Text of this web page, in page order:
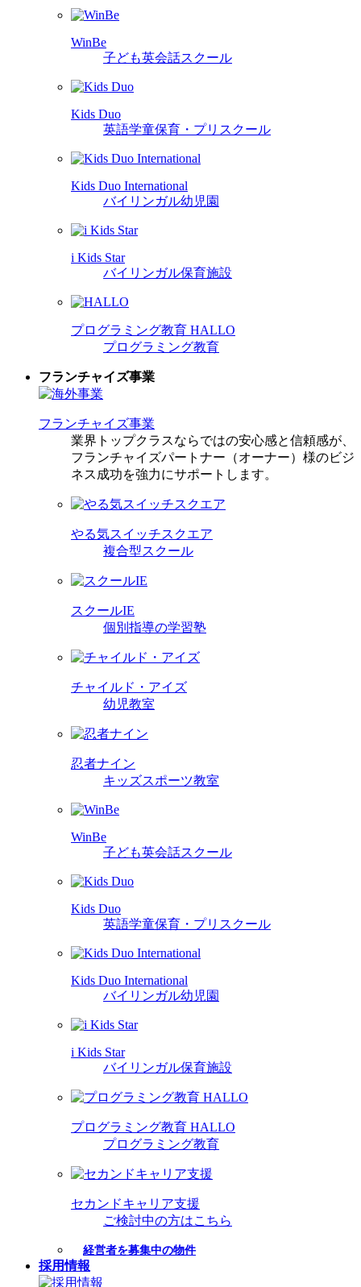
WinBe
子ども英会話スクール
Kids Duo
英語学童保育・プリスクール
Kids Duo International
バイリンガル幼児園
i Kids Star
バイリンガル保育施設
プログラミング教育 HALLO
プログラミング教育
フランチャイズ事業
フランチャイズ事業
業界トップクラスならではの安心感と信頼感が、
フランチャイズパートナー（オーナー）様のビジ
ネス成功を強力にサポートします。
やる気スイッチスクエア
複合型スクール
スクールIE
個別指導の学習塾
チャイルド・アイズ
幼児教室
忍者ナイン
キッズスポーツ教室
WinBe
子ども英会話スクール
Kids Duo
英語学童保育・プリスクール
Kids Duo International
バイリンガル幼児園
i Kids Star
バイリンガル保育施設
プログラミング教育 HALLO
プログラミング教育
セカンドキャリア支援
ご検討中の方はこちら
経営者を募集中の物件
採用情報